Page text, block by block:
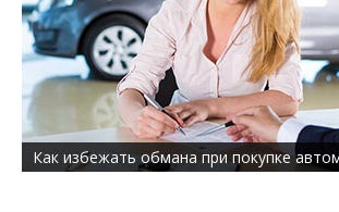
Как избежать обмана при покупке